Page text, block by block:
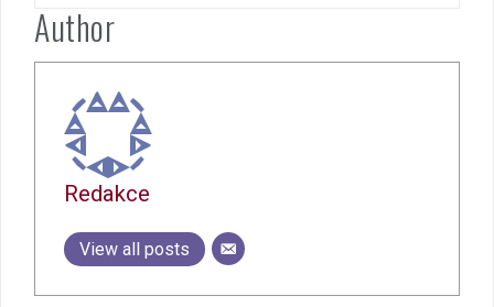
Author
Redakce
View all posts